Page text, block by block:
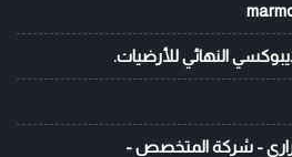
النهائي للأرضيات.
- شركة المتخصص -